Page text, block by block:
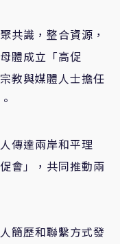
共識，整合資源，
體成立「高促
教與媒體人士擔任
傳達兩岸和平理
會」，共同推動兩
簡歷和聯繫方式發